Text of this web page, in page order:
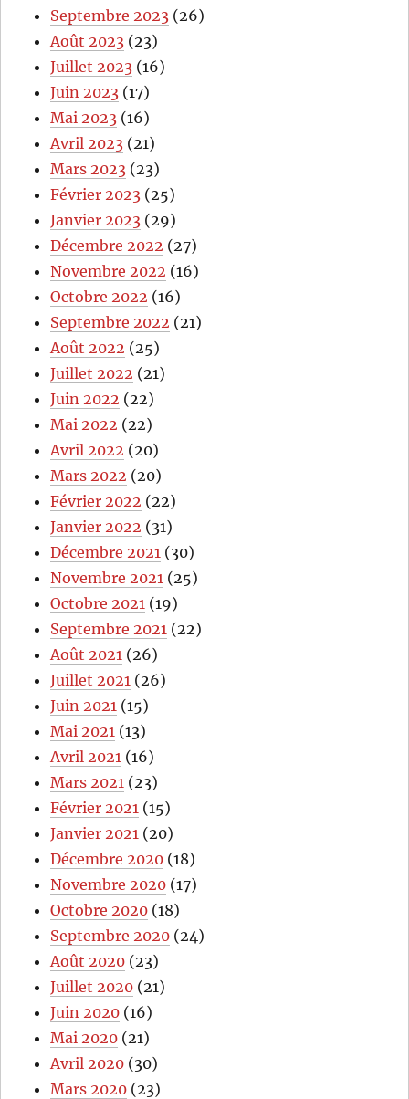
Septembre 2023 (26)
Août 2023 (23)
Juillet 2023 (16)
Juin 2023 (17)
Mai 2023 (16)
Avril 2023 (21)
Mars 2023 (23)
Février 2023 (25)
Janvier 2023 (29)
Décembre 2022 (27)
Novembre 2022 (16)
Octobre 2022 (16)
Septembre 2022 (21)
Août 2022 (25)
Juillet 2022 (21)
Juin 2022 (22)
Mai 2022 (22)
Avril 2022 (20)
Mars 2022 (20)
Février 2022 (22)
Janvier 2022 (31)
Décembre 2021 (30)
Novembre 2021 (25)
Octobre 2021 (19)
Septembre 2021 (22)
Août 2021 (26)
Juillet 2021 (26)
Juin 2021 (15)
Mai 2021 (13)
Avril 2021 (16)
Mars 2021 (23)
Février 2021 (15)
Janvier 2021 (20)
Décembre 2020 (18)
Novembre 2020 (17)
Octobre 2020 (18)
Septembre 2020 (24)
Août 2020 (23)
Juillet 2020 (21)
Juin 2020 (16)
Mai 2020 (21)
Avril 2020 (30)
Mars 2020 (23)